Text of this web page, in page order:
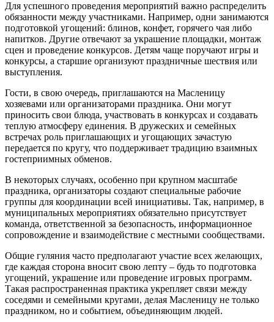
Для успешного проведения мероприятий важно распределить
обязанности между участниками. Например, одни занимаются
подготовкой угощений: блинов, конфет, горячего чая либо
напитков. Другие отвечают за украшение площадки, монтаж
сцен и проведение конкурсов. Детям чаще поручают игры и
конкурсы, а старшие организуют праздничные шествия или
выступления.
Гости, в свою очередь, приглашаются на Масленицу
хозяевами или организаторами праздника. Они могут
приносить свои блюда, участвовать в конкурсах и создавать
теплую атмосферу единения. В дружеских и семейных
встречах роль приглашающих и угощающих зачастую
передается по кругу, что поддерживает традицию взаимных
гостеприимных обменов.
В некоторых случаях, особенно при крупном масштабе
праздника, организаторы создают специальные рабочие
группы для координации всей инициативы. Так, например, в
муниципальных мероприятиях обязательно присутствует
команда, ответственной за безопасность, информационное
сопровождение и взаимодействие с местными сообществами.
Общие гуляния часто предполагают участие всех желающих,
где каждая сторона вносит свою лепту – будь то подготовка
угощений, украшение или проведение игровых программ.
Такая распространенная практика укрепляет связи между
соседями и семейными кругами, делая Масленицу не только
праздником, но и событием, объединяющим людей.